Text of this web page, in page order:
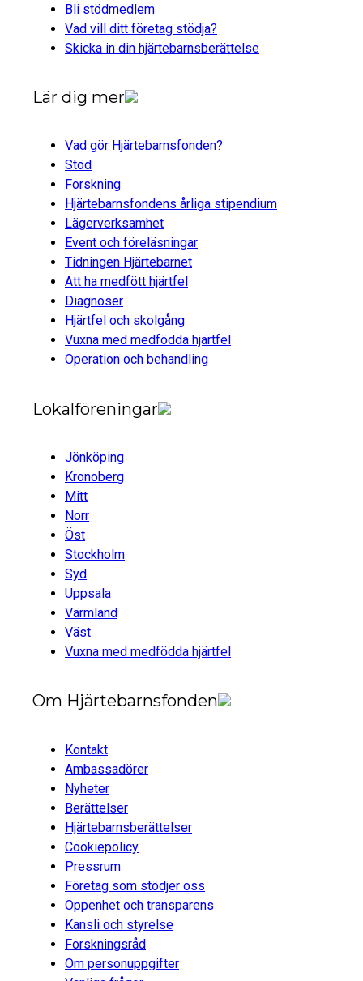
Bli stödmedlem
Vad vill ditt företag stödja?
Skicka in din hjärtebarnsberättelse
Lär dig mer
Vad gör Hjärtebarnsfonden?
Stöd
Forskning
Hjärtebarnsfondens årliga stipendium
Lägerverksamhet
Event och föreläsningar
Tidningen Hjärtebarnet
Att ha medfött hjärtfel
Diagnoser
Hjärtfel och skolgång
Vuxna med medfödda hjärtfel
Operation och behandling
Lokalföreningar
Jönköping
Kronoberg
Mitt
Norr
Öst
Stockholm
Syd
Uppsala
Värmland
Väst
Vuxna med medfödda hjärtfel
Om Hjärtebarnsfonden
Kontakt
Ambassadörer
Nyheter
Berättelser
Hjärtebarnsberättelser
Cookiepolicy
Pressrum
Företag som stödjer oss
Öppenhet och transparens
Kansli och styrelse
Forskningsråd
Om personuppgifter